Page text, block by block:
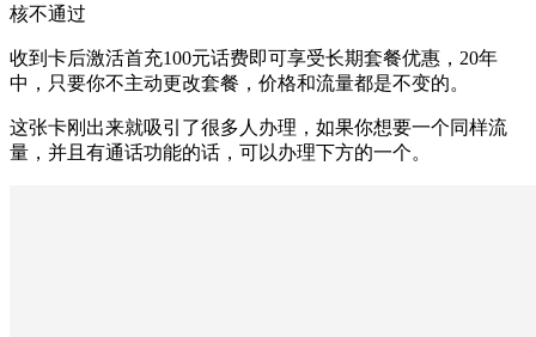
核不通过
收到卡后激活首充100元话费即可享受长期套餐优惠，20年
中，只要你不主动更改套餐，价格和流量都是不变的。
这张卡刚出来就吸引了很多人办理，如果你想要一个同样流
量，并且有通话功能的话，可以办理下方的一个。